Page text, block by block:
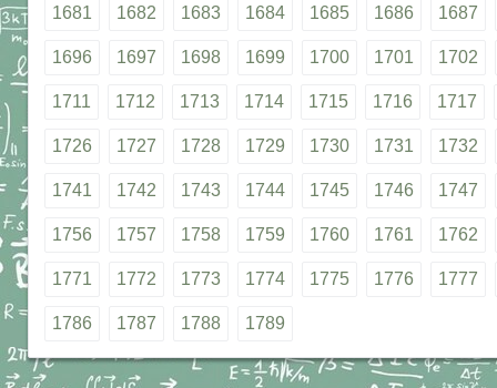
1681 1682 1683 1684 1685 1686 1687
1696 1697 1698 1699 1700 1701 1702
1711 1712 1713 1714 1715 1716 1717
1726 1727 1728 1729 1730 1731 1732
1741 1742 1743 1744 1745 1746 1747
1756 1757 1758 1759 1760 1761 1762
1771 1772 1773 1774 1775 1776 1777
1786 1787 1788 1789